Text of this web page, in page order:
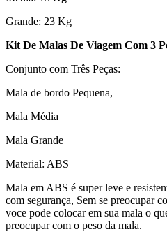
Grande: 23 Kg
Kit De Malas De Viagem Com 3
Conjunto com Três Peças:
Mala de bordo Pequena,
Mala Média
Mala Grande
Material: ABS
Mala em ABS é super leve e
com segurança, Sem se preocupar
voce pode colocar em sua mala o
preocupar com o peso da mala.